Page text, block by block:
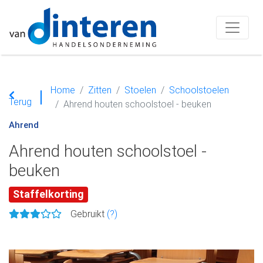
Terug
Home Zitten Stoelen
Schoolstoelen
Ahrend houten schoolstoel - beuken
Ahrend
Ahrend houten schoolstoel -
beuken
Staffelkorting
Gebruikt (?)